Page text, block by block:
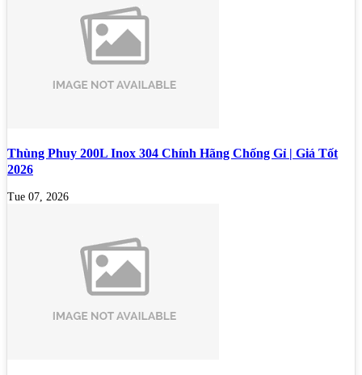
Thùng Phuy 200L Inox 304 Chính Hãng Chống Gỉ | Giá Tốt
2026
Tue 07, 2026